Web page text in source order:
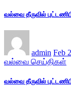
வல்வை தீருவில்
admin Feb
வல்வை செய்திகள்
வல்வை தீருவில்